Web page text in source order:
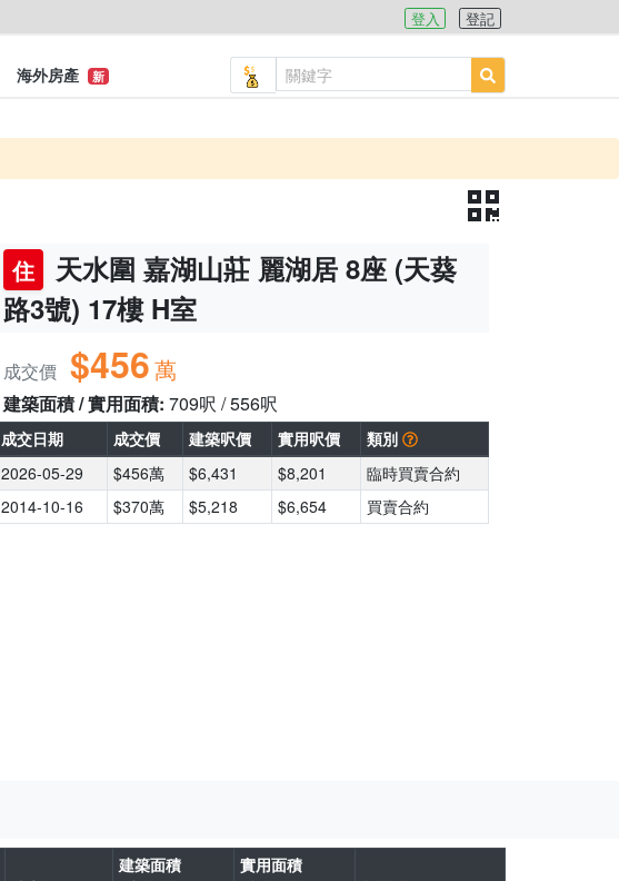
登入 登記
海外房產 新
住
天水圍 嘉湖山莊 麗湖居 8座 (天葵
路3號) 17樓 H室
成交價 $456萬
建築面積 / 實用面積: 709呎 / 556呎
成交日期 成交價 建築呎價 實用呎價
類別
2026-05-29
$456萬 $6,431 $8,201
臨時買賣合約
2014-10-16
$370萬 $5,218 $6,654 買賣合約
建築面積
實用面積